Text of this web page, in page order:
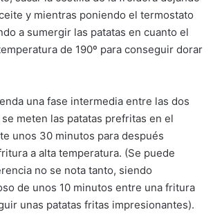
y mientras poniendo el termostato
a sumergir las patatas en cuanto el
de 190º para conseguir dorar
una fase intermedia entre las dos
meten las patatas prefritas en el
unos 30 minutos para después
a alta temperatura. (Se puede
no se nota tanto, siendo
de unos 10 minutos entre una fritura
unas patatas fritas impresionantes).